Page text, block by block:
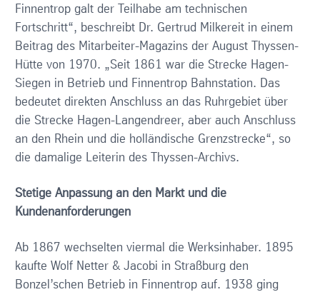
Finnentrop galt der Teilhabe am technischen
Fortschritt“, beschreibt Dr. Gertrud Milkereit in einem
Beitrag des Mitarbeiter-Magazins der August Thyssen-
Hütte von 1970. „Seit 1861 war die Strecke Hagen-
Siegen in Betrieb und Finnentrop Bahnstation. Das
bedeutet direkten Anschluss an das Ruhrgebiet über
die Strecke Hagen-Langendreer, aber auch Anschluss
an den Rhein und die holländische Grenzstrecke“, so
die damalige Leiterin des Thyssen-Archivs.
Stetige Anpassung an den Markt und die
Kundenanforderungen
Ab 1867 wechselten viermal die Werksinhaber. 1895
kaufte Wolf Netter & Jacobi in Straßburg den
Bonzel’schen Betrieb in Finnentrop auf. 1938 ging